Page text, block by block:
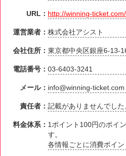
URL： http://winning-ticket.com/
運営業者：株式会社アシスト
会社住所：東京都中央区銀座6-13-
電話番号：03-6403-3241
メール： info@winning-ticket.com
責任者：記載がありませんでした
料金体系： 1ポイント100円のポイ
す。
各情報ごとに消費ポイン